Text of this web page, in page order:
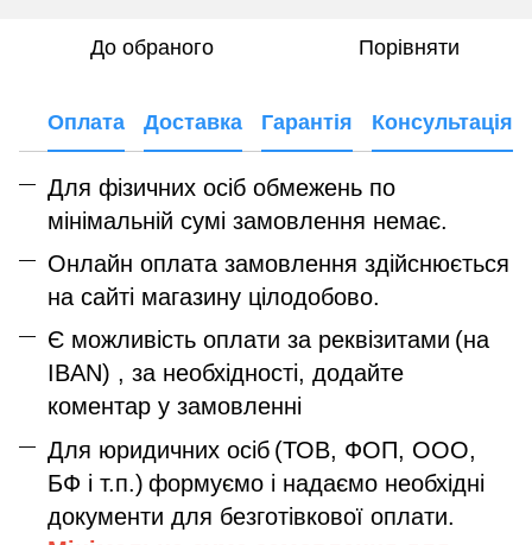
До обраного Порівняти
Оплата Доставка Гарантія Консультація
Для фізичних осіб обмежень по
мінімальній сумі замовлення немає.
Онлайн оплата замовлення здійснюється
на сайті магазину цілодобово.
Є можливість оплати за реквізитами (на
IBAN) , за необхідності, додайте
коментар у замовленні
Для юридичних осіб (ТОВ, ФОП, ООО,
БФ і т.п.) формуємо і надаємо необхідні
документи для безготівкової оплати.